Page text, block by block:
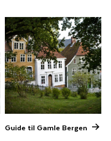
Guide til Gamle Bergen